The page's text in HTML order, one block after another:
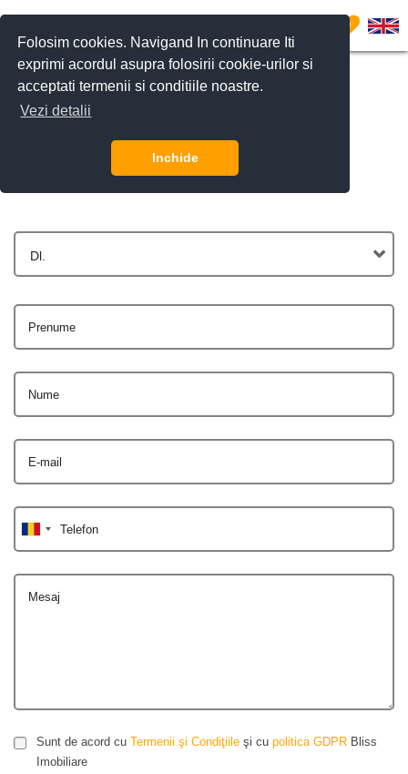
Folosim cookies. Navigand In continuare Iti
exprimi acordul asupra folosirii cookie-urilor si
acceptati termenii si conditiile noastre.
Vezi detalii
Inchide
0
Contactează-ne
Dl.
Prenume
Nume
E-mail
Telefon
Mesaj
Sunt de acord cu Termenii şi Condiţiile şi cu politica GDPR Bliss
Imobiliare